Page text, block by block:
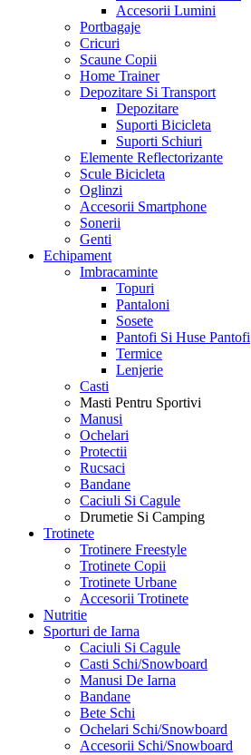
Accesorii Lumini
Portbagaje
Cricuri
Scaune Copii
Home Trainer
Depozitare Si Transport
Depozitare
Suporti Bicicleta
Suporti Schiuri
Elemente Reflectorizante
Scule Bicicleta
Oglinzi
Accesorii Smartphone
Sonerii
Genti
Echipament
Imbracaminte
Topuri
Pantaloni
Sosete
Pantofi Si Huse Pantofi
Termice
Lenjerie
Casti
Masti Pentru Sportivi
Manusi
Ochelari
Protectii
Rucsaci
Bandane
Caciuli Si Cagule
Drumetie Si Camping
Trotinete
Trotinere Freestyle
Trotinete Copii
Trotinete Urbane
Accesorii Trotinete
Nutritie
Sporturi de Iarna
Caciuli Si Cagule
Casti Schi/Snowboard
Manusi De Iarna
Bandane
Bete Schi
Ochelari Schi/Snowboard
Accesorii Schi/Snowboard